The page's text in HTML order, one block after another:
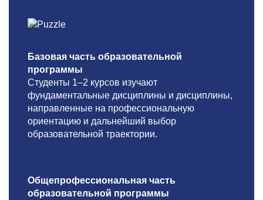
Базовая часть образовательной
программы
Студенты 1–2 курсов изучают
фундаментальные дисциплины и дисциплины,
направленные на профессиональную
ориентацию и дальнейший выбор
образовательной траектории.
Общепрофессиональная часть
образовательной программы